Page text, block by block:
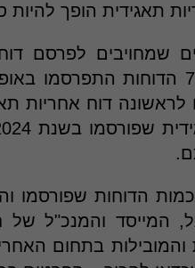
תאגידית הופך
הבנקים שמחויבים
הדוחות שפורסמו
והמובילות בתחום